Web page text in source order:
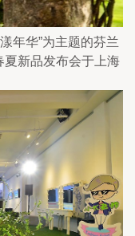
年华”为主题的芬兰
夏新品发布会于上海